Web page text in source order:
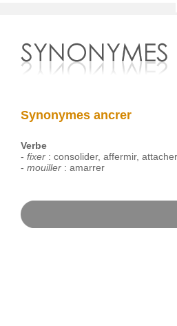
Synonymes ancrer
Verbe
- fixer: consolider, affermir, attacher,
- mouiller: amarrer